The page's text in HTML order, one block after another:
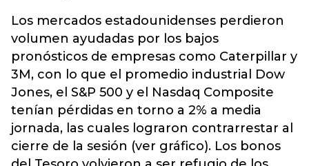
Los mercados estadounidenses perdieron
volumen ayudadas por los bajos
pronósticos de empresas como Caterpillar y
3M, con lo que el promedio industrial Dow
Jones, el S&P 500 y el Nasdaq Composite
tenían pérdidas en torno a 2% a media
jornada, las cuales lograron contrarrestar al
cierre de la sesión (ver gráfico). Los bonos